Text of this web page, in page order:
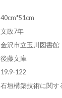
40cm*51cm
文政7年
金沢市立玉川図書館
後藤文庫
19.9-122
石垣構築技術に関す